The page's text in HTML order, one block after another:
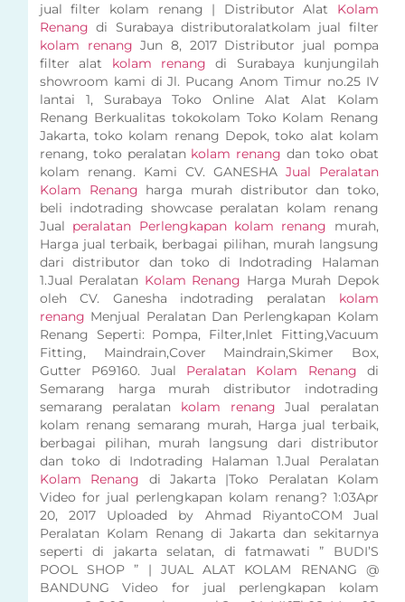
jual filter kolam renang | Distributor Alat Kolam
Renang di Surabaya distributoralatkolam jual filter
kolam renang Jun 8, 2017 Distributor jual pompa
filter alat kolam renang di Surabaya kunjungilah
showroom kami di Jl. Pucang Anom Timur no.25 IV
lantai 1, Surabaya Toko Online Alat Alat Kolam
Renang Berkualitas tokokolam Toko Kolam Renang
Jakarta, toko kolam renang Depok, toko alat kolam
renang, toko peralatankolam renang dan toko obat
kolam renang. Kami CV. GANESHA Jual Peralatan
Kolam Renang harga murah distributor dan toko,
beli indotrading showcase peralatan kolam renang
Jual peralatan Perlengkapan kolam renang murah,
Harga jual terbaik, berbagai pilihan, murah langsung
dari distributor dan toko di Indotrading Halaman
1.Jual Peralatan Kolam Renang Harga Murah Depok
oleh CV. Ganesha indotrading peralatan kolam
renang Menjual Peralatan Dan Perlengkapan Kolam
Renang Seperti: Pompa, Filter,Inlet Fitting,Vacuum
Fitting, Maindrain,Cover Maindrain,Skimer Box,
Gutter P69160. Jual Peralatan Kolam Renang di
Semarang harga murah distributor indotrading
semarang peralatan kolam renang Jual peralatan
kolam renang semarang murah, Harga jual terbaik,
berbagai pilihan, murah langsung dari distributor
dan toko di Indotrading Halaman 1.Jual Peralatan
Kolam Renang di Jakarta |Toko Peralatan Kolam
Video for jual perlengkapan kolam renang? 1:03Apr
20, 2017 Uploaded by Ahmad RiyantoCOM Jual
Peralatan Kolam Renang di Jakarta dan sekitarnya
seperti di jakarta selatan, di fatmawati ” BUDI’S
POOL SHOP ” | JUAL ALAT KOLAM RENANG @
BANDUNG Video for jual perlengkapan kolam